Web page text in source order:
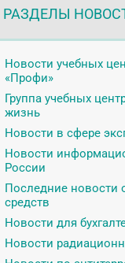
РАЗДЕЛЫ
Новости учебных
«Профи»
Группа учебных
жизнь
Новости в сфере
Новости
России
Последние новости
средств
Новости для
Новости